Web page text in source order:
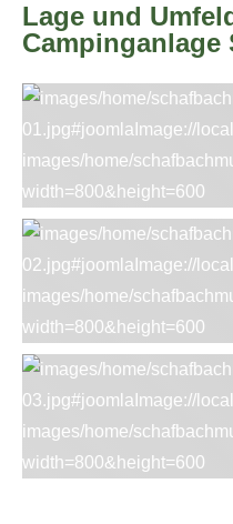
Lage und
Campinganlage